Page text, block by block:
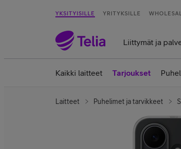
YKSITYISILLE YRITYKSILLE
Liittymät ja
Kaikki laitteet Tarjoukset
Laitteet Puhelimet ja tarvikkeet